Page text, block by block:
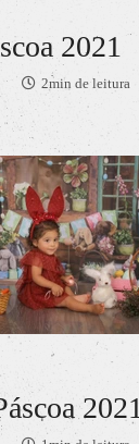
2021
2min de leitura
2021